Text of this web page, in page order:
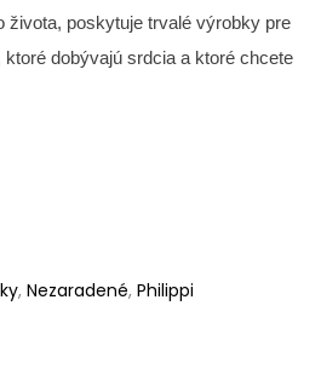
života, poskytuje trvalé výrobky pre
dobývajú srdcia a ktoré chcete
, Nezaradené, Philippi